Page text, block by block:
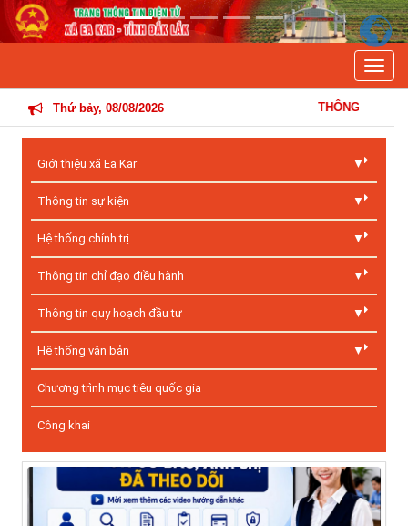
Thứ bảy, 08/08/2026 THÔNG TIN HOẠT
Giới thiệu xã Ea Kar
Thông tin sự kiện
Hệ thống chính trị
Thông tin chỉ đạo điều hành
Thông tin quy hoạch đầu tư
Hệ thống văn bản
Chương trình mục tiêu quốc gia
Công khai